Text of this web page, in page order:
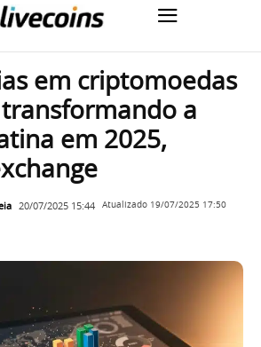
em criptomoedas
a
em 2025,
20/07/2025 15:44 Atualizado 19/07/2025 17:50